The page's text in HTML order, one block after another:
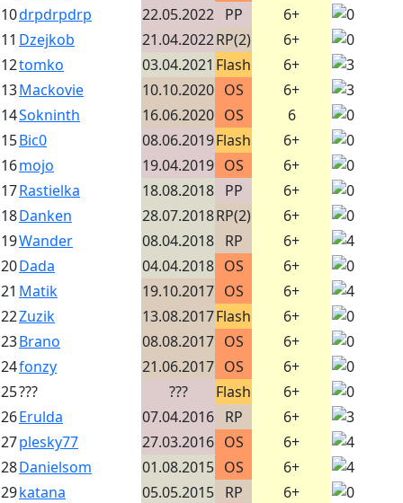
10drpdrpdrp 22.05.2022 PP
6+
11 Dzejkob 21.04.2022RP(2)
6+
12tomko 03.04.2021 Flash
6+
13Mackovie 10.10.2020 OS
6+
14Sokninth 16.06.2020 OS
6
15Bic0 08.06.2019Flash
6+
16mojo 19.04.2019 OS
6+
17Rastielka 18.08.2018 PP
6+
18Danken 28.07.2018RP(2)
6+
19Wander 08.04.2018 RP
6+
20Dada 04.04.2018 OS
6+
21 Matik 19.10.2017 OS
6+
22Zuzik 13.08.2017Flash
6+
23Brano 08.08.2017 OS
6+
24fonzy 21.06.2017 OS
6+
25??? ??? Flash
6+
26Erulda 07.04.2016 RP
6+
27plesky77 27.03.2016 OS
6+
28Danielsom 01.08.2015 OS
6+
29katana 05.05.2015 RP
6+